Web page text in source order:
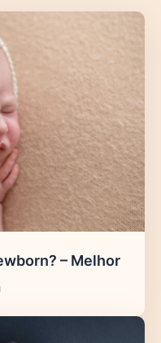
– Melhor